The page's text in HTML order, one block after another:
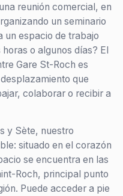
reunión comercial, en
un seminario
un espacio de trabajo
o algunos días? El
Gare St-Roch es
que
colaborar o recibir a
y Sète, nuestro
situado en el corazón
se encuentra en las
Roch, principal punto
Puede acceder a pie